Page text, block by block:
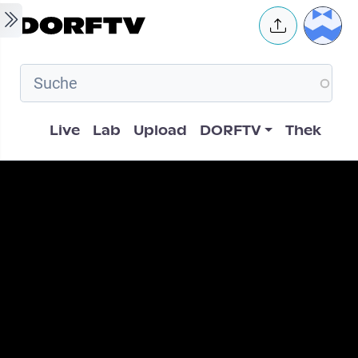
Skip to main content User
Hauptnavigation
Live Lab Upload DORFTV Thek